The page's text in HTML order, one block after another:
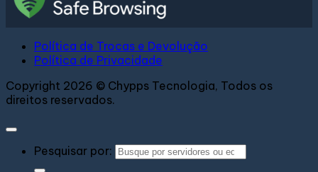
Política de Trocas e Devolução
Política de Privacidade
Copyright 2026 © Chypps Tecnologia, Todos os
direitos reservados.
Pesquisar por: